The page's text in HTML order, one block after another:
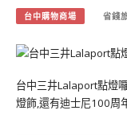
台中購物商場 省錢
台中三井Lalaport點燈
燈飾,還有迪士尼100周